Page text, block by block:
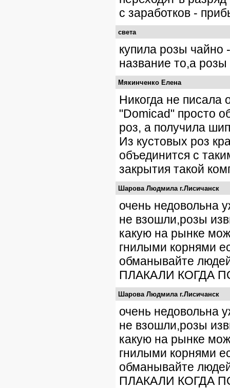
с заработков -
света
купила розы чайно
название то,а розы
Мякинченко Елена
Никогда не писала
"Domicad" просто
роз, а получила
Из кустовых роз
объединится с
закрытия такой
Шарова Людмила г.Лисичанск
очень недовольна
не взошли,розы
какую на рынке
гнилыми корнями
обманывайте
ПЛАКАЛИ КОГДА
Шарова Людмила г.Лисичанск
очень недовольна
не взошли,розы
какую на рынке
гнилыми корнями
обманывайте
ПЛАКАЛИ КОГДА